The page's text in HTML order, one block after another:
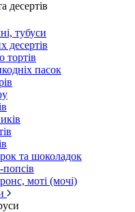
десертів
тубуси
десертів
тортів
пасок
та шоколадок
моті (мочі)